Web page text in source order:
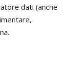
dati (anche